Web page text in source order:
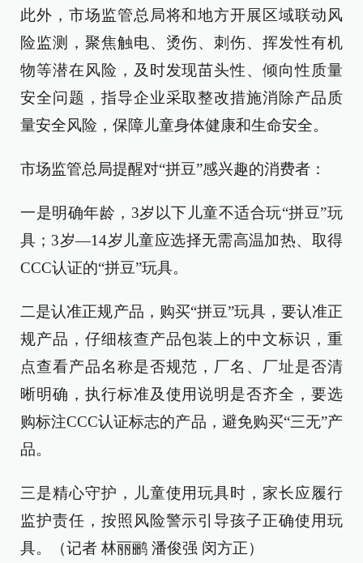
此外，市场监管总局将和地方开展区域联动风
险监测，聚焦触电、烫伤、刺伤、挥发性有机
物等潜在风险，及时发现苗头性、倾向性质量
安全问题，指导企业采取整改措施消除产品质
量安全风险，保障儿童身体健康和生命安全。
市场监管总局提醒对“拼豆”感兴趣的消费者：
一是明确年龄，3岁以下儿童不适合玩“拼豆”玩
具；3岁—14岁儿童应选择无需高温加热、取得
CCC认证的“拼豆”玩具。
二是认准正规产品，购买“拼豆”玩具，要认准正
规产品，仔细核查产品包装上的中文标识，重
点查看产品名称是否规范，厂名、厂址是否清
晰明确，执行标准及使用说明是否齐全，要选
购标注CCC认证标志的产品，避免购买“三无”产
品。
三是精心守护，儿童使用玩具时，家长应履行
监护责任，按照风险警示引导孩子正确使用玩
具。（记者 林丽鹂 潘俊强 闵方正）